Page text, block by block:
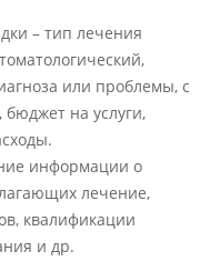
– тип лечения
или проблемы, с
на услуги,
информации о
лечение,
квалификации
и др.